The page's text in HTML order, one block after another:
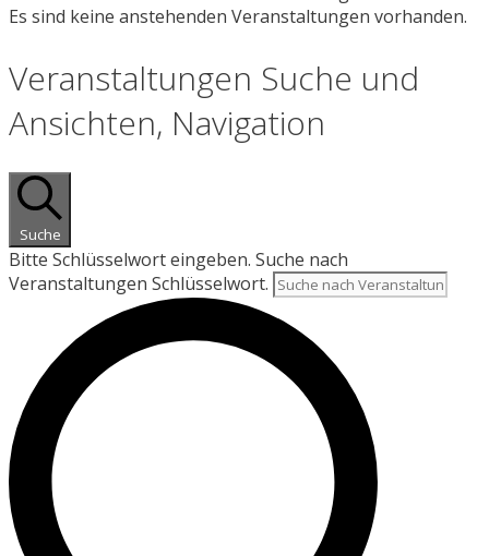
Es sind keine anstehenden Veranstaltungen vorhanden.
Veranstaltungen Suche und
Ansichten, Navigation
Suche
Bitte Schlüsselwort eingeben. Suche nach
Veranstaltungen Schlüsselwort.